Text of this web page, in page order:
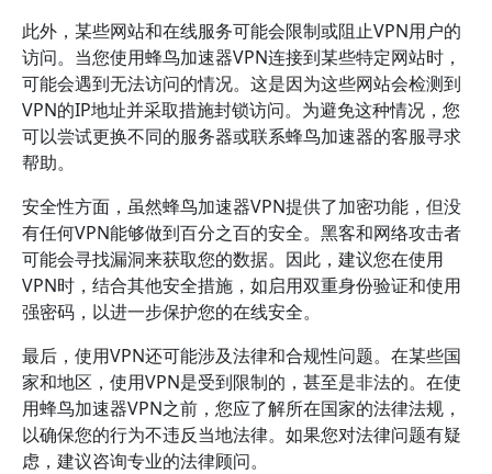
此外，某些网站和在线服务可能会限制或阻止VPN用户的
访问。当您使用蜂鸟加速器VPN连接到某些特定网站时，
可能会遇到无法访问的情况。这是因为这些网站会检测到
VPN的IP地址并采取措施封锁访问。为避免这种情况，您
可以尝试更换不同的服务器或联系蜂鸟加速器的客服寻求
帮助。
安全性方面，虽然蜂鸟加速器VPN提供了加密功能，但没
有任何VPN能够做到百分之百的安全。黑客和网络攻击者
可能会寻找漏洞来获取您的数据。因此，建议您在使用
VPN时，结合其他安全措施，如启用双重身份验证和使用
强密码，以进一步保护您的在线安全。
最后，使用VPN还可能涉及法律和合规性问题。在某些国
家和地区，使用VPN是受到限制的，甚至是非法的。在使
用蜂鸟加速器VPN之前，您应了解所在国家的法律法规，
以确保您的行为不违反当地法律。如果您对法律问题有疑
虑，建议咨询专业的法律顾问。